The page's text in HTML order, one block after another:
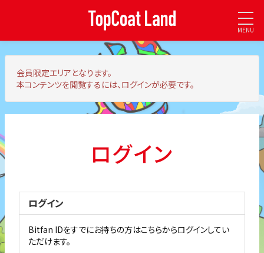
MENU
会員限定エリア となります。
本コンテンツを閲覧するには、ログインが必要です。
ログイン
ログイン
Bitfan IDをすでにお持ちの方はこちらからログインしてい
ただけます。